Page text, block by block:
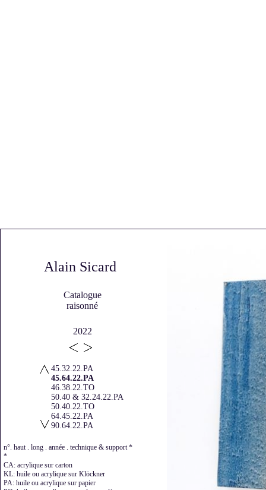
Alain Sicard
Catalogue
raisonné
2022
45.32.22.PA
45.64.22.PA
46.38.22.TO
50.40 & 32.24.22.PA
50.40.22.TO
64.45.22.PA
90.64.22.PA
n°. haut . long . année . technique & support *
*
CA: acrylique sur carton
KL: huile ou acrylique sur Klöckner
PA: huile ou acrylique sur papier